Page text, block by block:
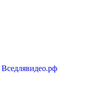
Вседлявидео.рф